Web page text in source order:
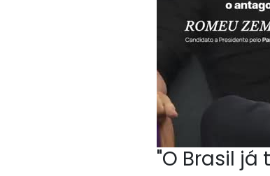
"O Brasil